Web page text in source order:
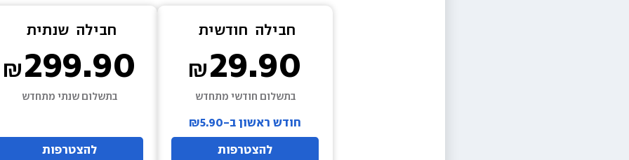
חבילה חודשית
29.90
בתשלום חודשי מתחדש
חודש ראשון ב-₪5.90
להצטרפות
חבילה שנתית
299.90
בתשלום שנתי מתחדש
להצטרפות